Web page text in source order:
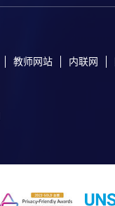
教师网站 内联网